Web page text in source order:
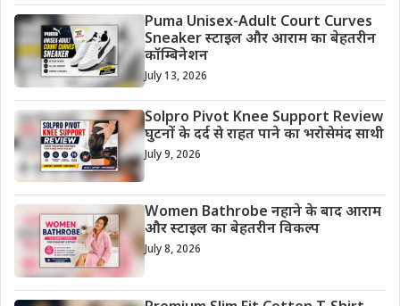
Puma Unisex-Adult Court Curves
Sneaker स्टाइल और आराम का बेहतरीन
कॉम्बिनेशन
July 13, 2026
Solpro Pivot Knee Support Review
घुटनों के दर्द से राहत पाने का भरोसेमंद साथी
July 9, 2026
Women Bathrobe नहाने के बाद आराम
और स्टाइल का बेहतरीन विकल्प
July 8, 2026